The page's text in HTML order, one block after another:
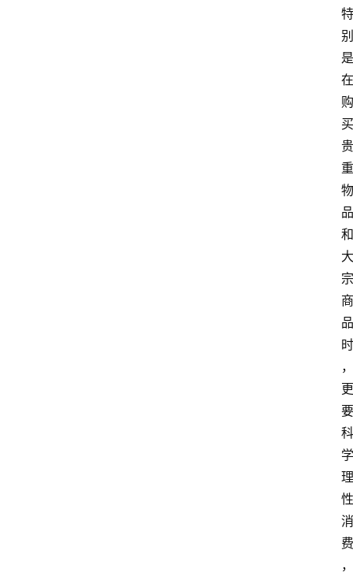
特
别
是
在
购
买
贵
重
物
品
和
大
宗
商
品
时
，
更
要
科
学
理
性
消
费
，